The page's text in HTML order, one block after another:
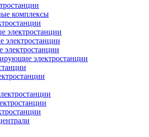
комплексы
электростанции
электростанции
электростанции
электростанции